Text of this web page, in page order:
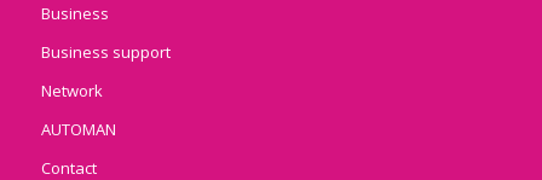
Business
Business support
Network
AUTOMAN
Contact